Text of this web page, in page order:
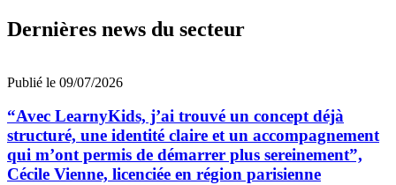
Dernières news du secteur
Publié le 09/07/2026
“Avec LearnyKids, j’ai trouvé un concept déjà
structuré, une identité claire et un accompagnement
qui m’ont permis de démarrer plus sereinement”,
Cécile Vienne, licenciée en région parisienne